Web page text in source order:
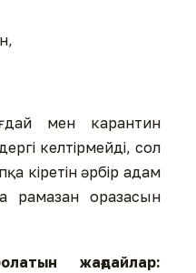
мен карантин
келтірмейді, сол
кіретін әрбір адам
рамазан оразасын
жағдайлар: